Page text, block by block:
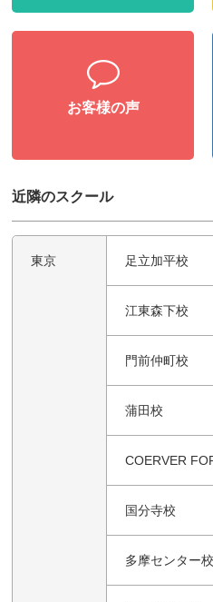
お客様の声
近隣のスクール
東京 足立加平校
江東森下校
門前仲町校
蒲田校
COERVER
国分寺校
多摩センター校